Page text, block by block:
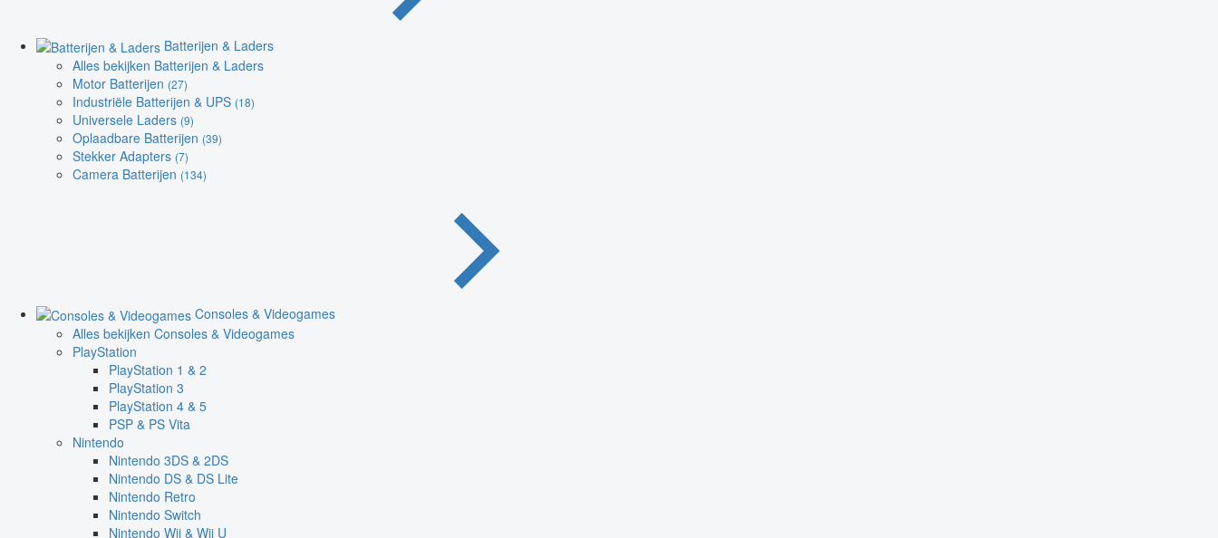
Batterijen & Laders
Alles bekijken Batterijen & Laders
Motor Batterijen (27)
Industriële Batterijen & UPS (18)
Universele Laders (9)
Oplaadbare Batterijen (39)
Stekker Adapters (7)
Camera Batterijen (134)
Consoles & Videogames
Alles bekijken Consoles & Videogames
PlayStation
PlayStation 1 & 2
PlayStation 3
PlayStation 4 & 5
PSP & PS Vita
Nintendo
Nintendo 3DS & 2DS
Nintendo DS & DS Lite
Nintendo Retro
Nintendo Switch
Nintendo Wii & Wii U